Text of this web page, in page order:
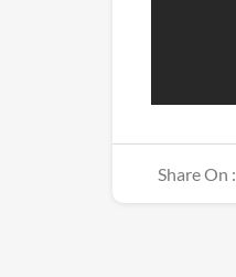
Share On :